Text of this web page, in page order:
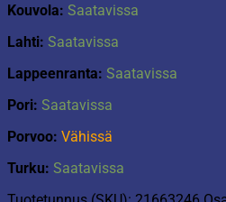
Kouvola: Saatavissa
Lahti: Saatavissa
Lappeenranta: Saatavissa
Pori: Saatavissa
Porvoo: Vähissä
Turku: Saatavissa